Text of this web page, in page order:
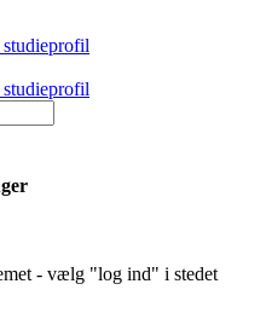
- vælg "log ind" i stedet